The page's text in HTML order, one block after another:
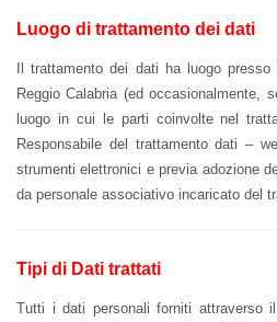
Luogo di trattamento dei dati
Il trattamento dei dati ha luogo
Reggio Calabria (ed occasionalmente,
luogo in cui le parti coinvolte nel
Responsabile del trattamento dati –
strumenti elettronici e previa adozione
da personale associativo incaricato del
Tipi di Dati trattati
Tutti i dati personali forniti attraverso